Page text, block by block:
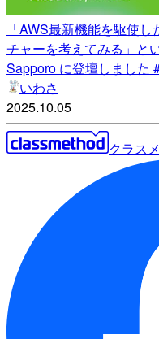
「AWS最新機能を駆使
チャーを考えてみる」と
Sapporo に登壇しました
いわさ
2025.10.05
クラス